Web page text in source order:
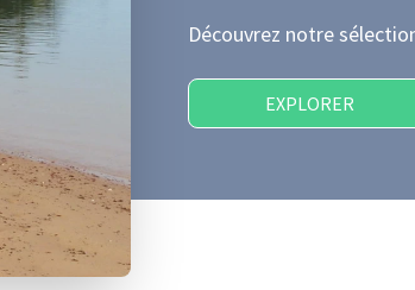
Découvrez notre
EXPLORER